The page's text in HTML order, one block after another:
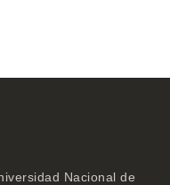
Nacional de